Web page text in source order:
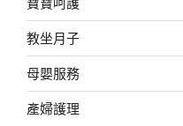
教坐月子
母嬰服務
產婦護理